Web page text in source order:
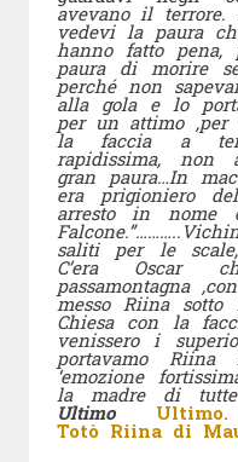
avevano il
vedevi la paura
hanno fatto
paura di morire
perché non
alla gola e lo
per un attimo ,per
la faccia a
rapidissima, non
gran paura…In
era prigioniero
arresto in nome
saliti per le
C’era Oscar
passamontagna
messo Riina
Chiesa con la
venissero i
portavamo
‘emozione
la madre di
Ultimo
Totò Riina di